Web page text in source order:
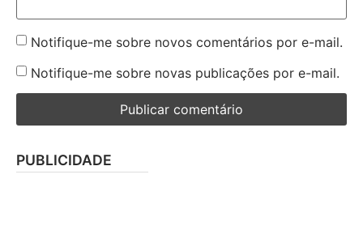
Notifique-me sobre novos comentários por e-mail.
Notifique-me sobre novas publicações por e-mail.
PUBLICIDADE